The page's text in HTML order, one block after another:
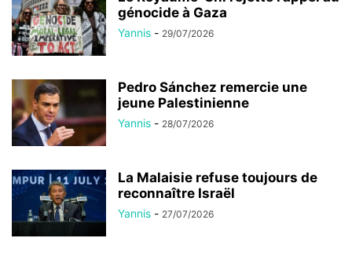
génocide à Gaza
Yannis - 29/07/2026
Pedro Sánchez remercie une
jeune Palestinienne
Yannis - 28/07/2026
La Malaisie refuse toujours de
reconnaître Israël
Yannis - 27/07/2026